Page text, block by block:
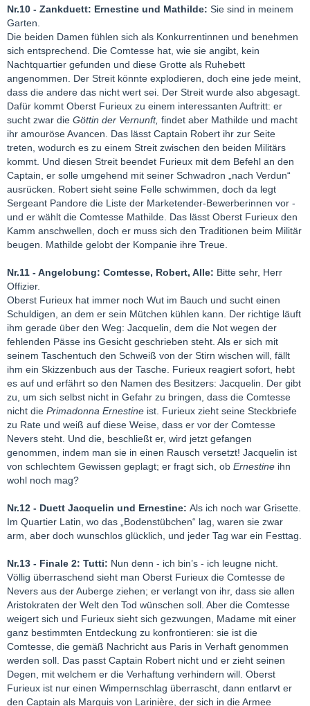
Nr.10 - Zankduett: Ernestine und Mathilde: Sie sind in meinem
Garten.
Die beiden Damen fühlen sich als Konkurrentinnen und benehmen
sich entsprechend. Die Comtesse hat, wie sie angibt, kein
Nachtquartier gefunden und diese Grotte als Ruhebett
angenommen. Der Streit könnte explodieren, doch eine jede meint,
dass die andere das nicht wert sei. Der Streit wurde also abgesagt.
Dafür kommt Oberst Furieux zu einem interessanten Auftritt: er
sucht zwar die Göttin der Vernunft, findet aber Mathilde und macht
ihr amouröse Avancen. Das lässt Captain Robert ihr zur Seite
treten, wodurch es zu einem Streit zwischen den beiden Militärs
kommt. Und diesen Streit beendet Furieux mit dem Befehl an den
Captain, er solle umgehend mit seiner Schwadron „nach Verdun“
ausrücken. Robert sieht seine Felle schwimmen, doch da legt
Sergeant Pandore die Liste der Marketender-Bewerberinnen vor -
und er wählt die Comtesse Mathilde. Das lässt Oberst Furieux den
Kamm anschwellen, doch er muss sich den Traditionen beim Militär
beugen. Mathilde gelobt der Kompanie ihre Treue.
Nr.11 - Angelobung: Comtesse, Robert, Alle: Bitte sehr, Herr
Offizier.
Oberst Furieux hat immer noch Wut im Bauch und sucht einen
Schuldigen, an dem er sein Mütchen kühlen kann. Der richtige läuft
ihm gerade über den Weg: Jacquelin, dem die Not wegen der
fehlenden Pässe ins Gesicht geschrieben steht. Als er sich mit
seinem Taschentuch den Schweiß von der Stirn wischen will, fällt
ihm ein Skizzenbuch aus der Tasche. Furieux reagiert sofort, hebt
es auf und erfährt so den Namen des Besitzers: Jacquelin. Der gibt
zu, um sich selbst nicht in Gefahr zu bringen, dass die Comtesse
nicht die Primadonna Ernestine ist. Furieux zieht seine Steckbriefe
zu Rate und weiß auf diese Weise, dass er vor der Comtesse
Nevers steht. Und die, beschließt er, wird jetzt gefangen
genommen, indem man sie in einen Rausch versetzt! Jacquelin ist
von schlechtem Gewissen geplagt; er fragt sich, ob Ernestine ihn
wohl noch mag?
Nr.12 - Duett Jacquelin und Ernestine: Als ich noch war Grisette.
Im Quartier Latin, wo das „Bodenstübchen“ lag, waren sie zwar
arm, aber doch wunschlos glücklich, und jeder Tag war ein Festtag.
Nr.13 - Finale 2: Tutti: Nun denn - ich bin’s - ich leugne nicht.
Völlig überraschend sieht man Oberst Furieux die Comtesse de
Nevers aus der Auberge ziehen; er verlangt von ihr, dass sie allen
Aristokraten der Welt den Tod wünschen soll. Aber die Comtesse
weigert sich und Furieux sieht sich gezwungen, Madame mit einer
ganz bestimmten Entdeckung zu konfrontieren: sie ist die
Comtesse, die gemäß Nachricht aus Paris in Verhaft genommen
werden soll. Das passt Captain Robert nicht und er zieht seinen
Degen, mit welchem er die Verhaftung verhindern will. Oberst
Furieux ist nur einen Wimpernschlag überrascht, dann entlarvt er
den Captain als Marquis von Larinière, der sich in die Armee